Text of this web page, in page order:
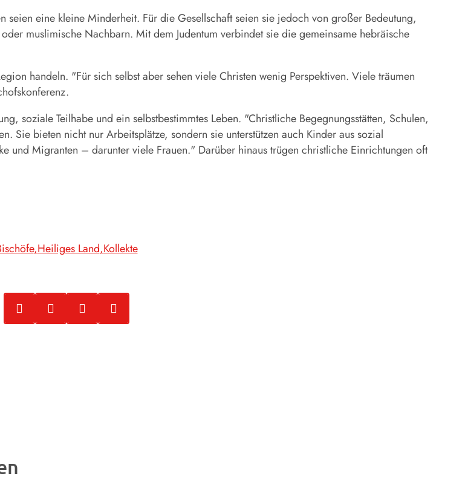
seien eine kleine Minderheit. Für die Gesellschaft seien sie jedoch von großer Bedeutung,
muslimische Nachbarn. Mit dem Judentum verbindet sie die gemeinsame hebräische
handeln. "Für sich selbst aber sehen viele Christen wenig Perspektiven. Viele träumen
soziale Teilhabe und ein selbstbestimmtes Leben. "Christliche Begegnungsstätten, Schulen,
Sie bieten nicht nur Arbeitsplätze, sondern sie unterstützen auch Kinder aus sozial
und Migranten – darunter viele Frauen." Darüber hinaus trügen christliche Einrichtungen oft
Heiliges Land Kollekte